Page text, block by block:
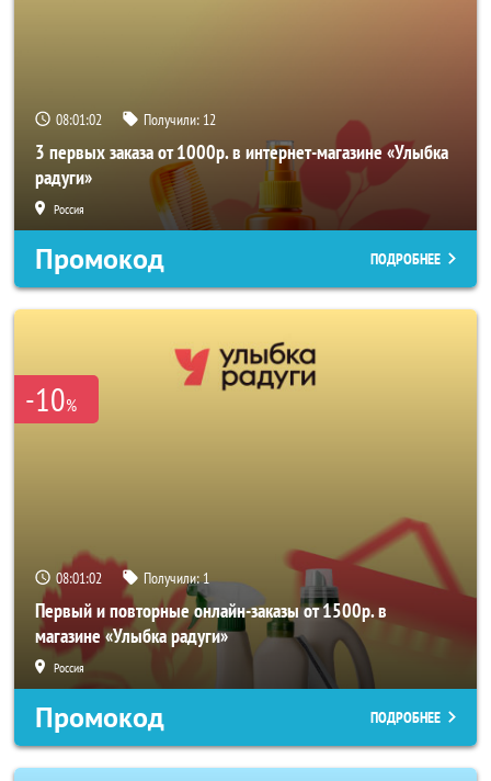
08:01:00 Получили: 12
3 первых заказа от 1000р. в интернет-магазине «Улыбка
радуги»
Россия
Промокод ПОДРОБНЕЕ
-10%
08:01:00 Получили:1
Первый и повторные онлайн-заказы от 1500р. в
магазине «Улыбка радуги»
Россия
Промокод ПОДРОБНЕЕ